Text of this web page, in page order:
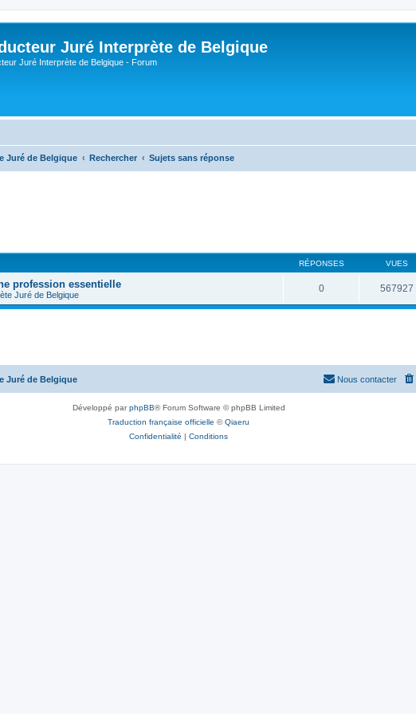
Juré Interprète de Belgique
Juré Interprète de Belgique - Forum
Juré de Belgique Rechercher Sujets sans réponse
RÉPONSES VUES
profession essentielle
Juré de Belgique
0 567927
Juré de Belgique Nous contacter
Développé parphpBB® Forum Software © phpBB Limited
Traduction française officielle ©Qiaeru
Confidentialité | Conditions